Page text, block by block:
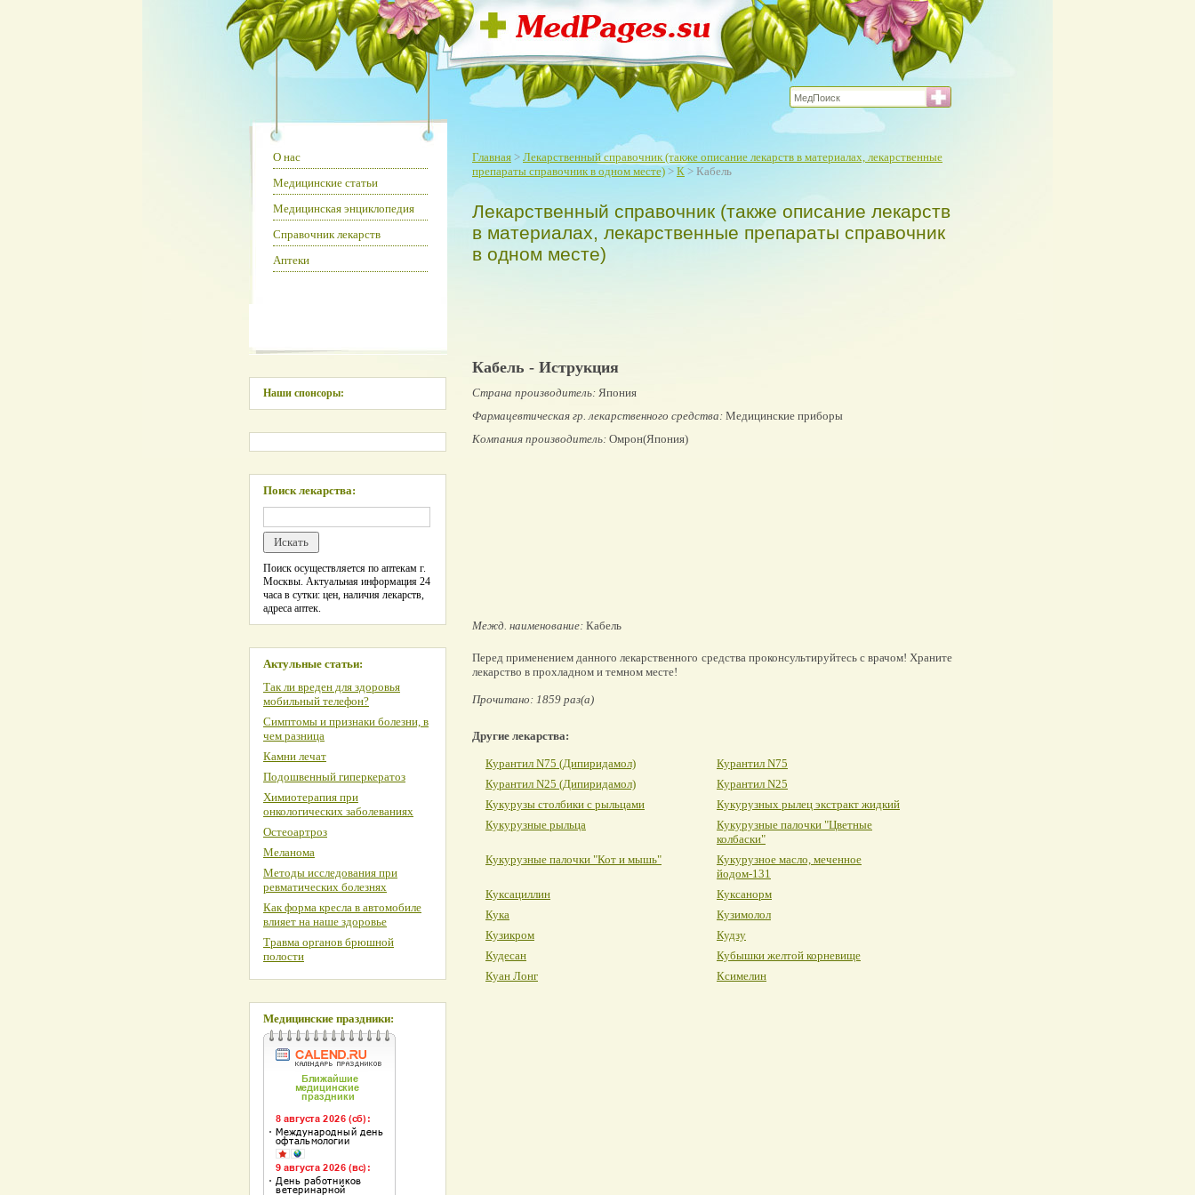
Главная > Лекарственный справочник (также описание лекарств в материалах, лекарственные
препараты справочник в одном месте) > К > Кабель
Лекарственный справочник (также описание лекарств
в материалах, лекарственные препараты справочник
в одном месте)
Кабель - Иструкция
Страна производитель: Япония
Фармацевтическая гр. лекарственного средства: Медицинские приборы
Компания производитель: Омрон(Япония)
Межд. наименование: Кабель
Перед применением данного лекарственного средства проконсультируйтесь с врачом! Храните
лекарство в прохладном и темном месте!
Прочитано: 1859 раз(а)
Другие лекарства:
Курантил N75 (Дипиридамол)
Курантил N75
Курантил N25 (Дипиридамол)
Курантил N25
Кукурузы столбики с рыльцами
Кукурузных рылец экстракт жидкий
Кукурузные рыльца
Кукурузные палочки "Цветные
колбаски"
Кукурузные палочки "Кот и мышь"
Кукурузное масло, меченное
йодом-131
Куксациллин
Куксанорм
Кука
Кузимолол
Кузикром
Кудзу
Кудесан
Кубышки желтой корневище
Куан Лонг
Ксимелин
О нас
Медицинские статьи
Медицинская энциклопедия
Справочник лекарств
Аптеки
Наши спонсоры:
Поиск лекарства:
Поиск осуществляется по аптекам г.
Москвы. Актуальная информация 24
часа в сутки: цен, наличия лекарств,
адреса аптек.
Актульные статьи:
Так ли вреден для здоровья
мобильный телефон?
Симптомы и признаки болезни, в
чем разница
Камни лечат
Подошвенный гиперкератоз
Химиотерапия при
онкологических заболеваниях
Остеоартроз
Меланома
Методы исследования при
ревматических болезнях
Как форма кресла в автомобиле
влияет на наше здоровье
Травма органов брюшной
полости
Медицинские праздники: